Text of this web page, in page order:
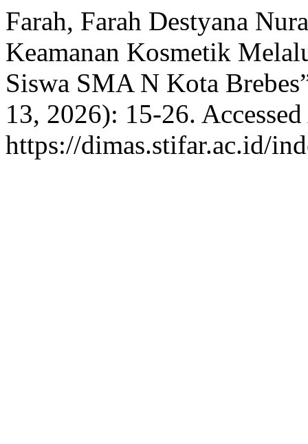
Farah, Farah Destyana
Keamanan Kosmetik
Siswa SMA N Kota
13, 2026): 15-26.
https://dimas.stifar.ac.id/